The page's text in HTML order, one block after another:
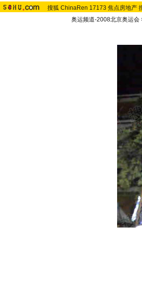
搜狐 ChinaRen 17173 焦点房地产
奥运频道-2008北京奥运会